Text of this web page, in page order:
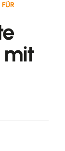
mit